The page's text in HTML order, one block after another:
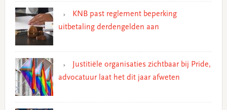
KNB past reglement beperking
uitbetaling derdengelden aan
Justitiële organisaties zichtbaar bij Pride,
advocatuur laat het dit jaar afweten